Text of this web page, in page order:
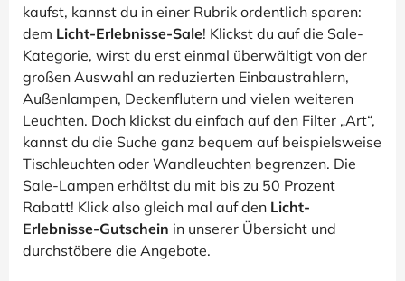
kaufst, kannst du in einer Rubrik ordentlich sparen:
dem Licht-Erlebnisse-Sale! Klickst du auf die Sale-
Kategorie, wirst du erst einmal überwältigt von der
großen Auswahl an reduzierten Einbaustrahlern,
Außenlampen, Deckenflutern und vielen weiteren
Leuchten. Doch klickst du einfach auf den Filter „Art“,
kannst du die Suche ganz bequem auf beispielsweise
Tischleuchten oder Wandleuchten begrenzen. Die
Sale-Lampen erhältst du mit bis zu 50 Prozent
Rabatt! Klick also gleich mal auf den Licht-
Erlebnisse-Gutschein in unserer Übersicht und
durchstöbere die Angebote.